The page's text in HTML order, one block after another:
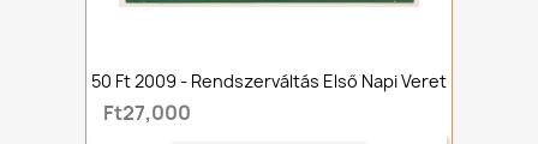
50 Ft 2009 - Rendszerváltás Első Napi Veret
Ft27,000